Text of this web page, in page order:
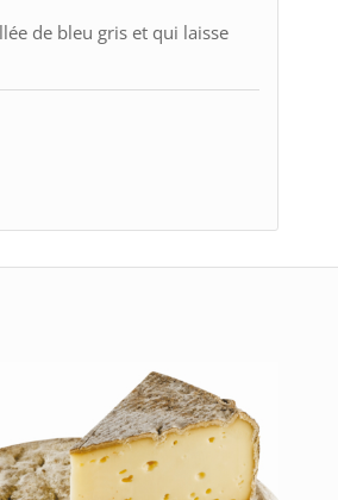
de bleu gris et qui laisse